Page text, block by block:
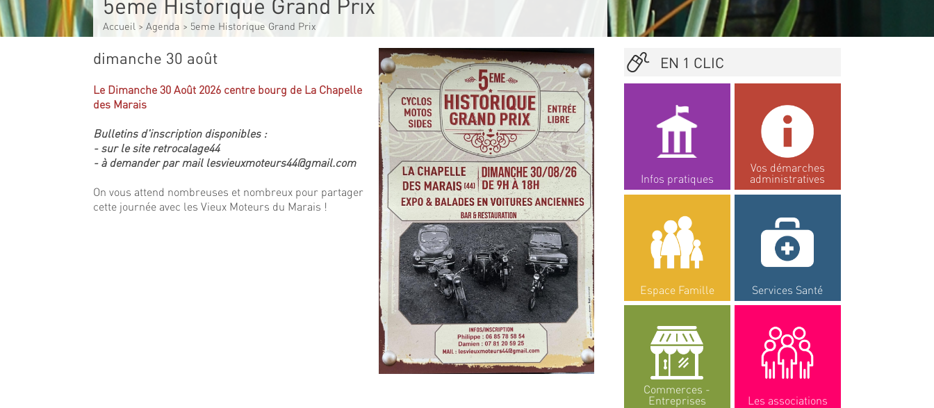
Accueil > Agenda > 5eme Historique Grand Prix
dimanche 30 août
Le Dimanche 30 Août 2026 centre bourg de La Chapelle
des Marais
Bulletins d'inscription disponibles :
- sur le site retrocalage44
- à demander par mail lesvieuxmoteurs44@gmail.com
On vous attend nombreuses et nombreux pour partager
cette journée avec les Vieux Moteurs du Marais !
EN 1 CLIC
Infos pratiques
Vos démarches
administratives
Espace Famille Services Santé
Commerces -
Entreprises Les associations